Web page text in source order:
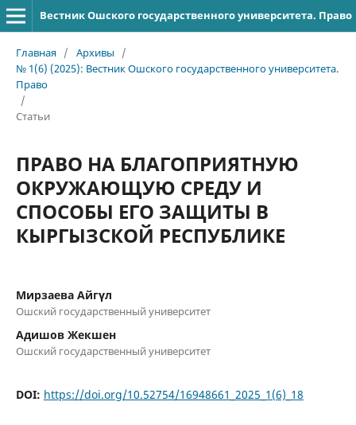
Вестник Ошского государственного университета. Право
Главная / Архивы
/
№ 1(6) (2025): Вестник Ошского государственного университета.
Право
/
Статьи
ПРАВО НА БЛАГОПРИЯТНУЮ
ОКРУЖАЮЩУЮ СРЕДУ И
СПОСОБЫ ЕГО ЗАЩИТЫ В
КЫРГЫЗСКОЙ РЕСПУБЛИКЕ
Мирзаева Айгүл
Ошский государственный университет
Адишов Жекшен
Ошский государственный университет
DOI: https://doi.org/10.52754/16948661_2025_1(6)_18